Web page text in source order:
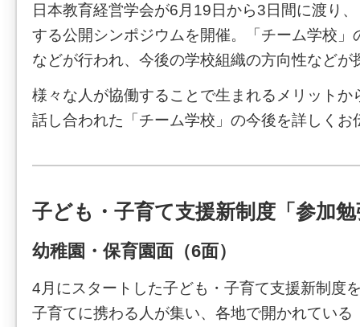
日本教育経営学会が6月19日から3日間に渡り
する公開シンポジウムを開催。「チーム学校」
などが行われ、今後の学校組織の方向性などが
様々な人が協働することで生まれるメリットか
話し合われた「チーム学校」の今後を詳しくお
子ども・子育て支援新制度「参加
幼稚園・保育園面（6面）
4月にスタートした子ども・子育て支援新制度
子育てに携わる人が集い、各地で開かれている